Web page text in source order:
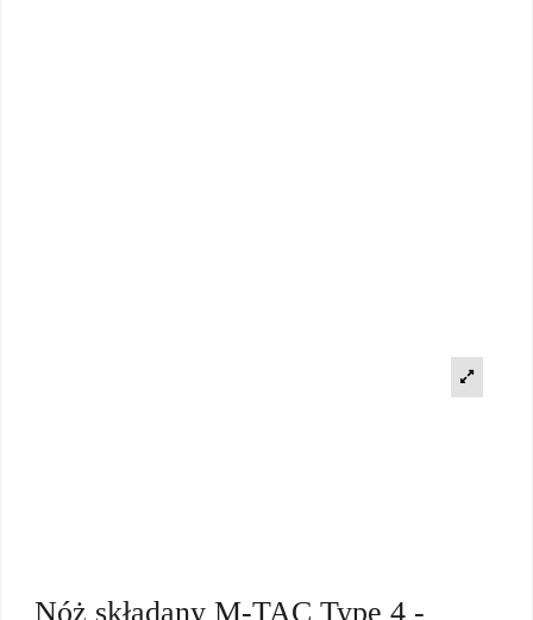
Nóż składany M-TAC Type 4 -